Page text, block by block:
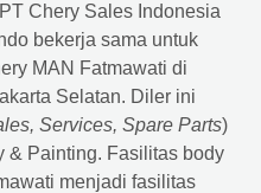
Chery Sales Indonesia
bekerja sama untuk
MAN Fatmawati di
Selatan. Diler ini
Services, Spare Parts)
& Painting. Fasilitas body
menjadi fasilitas